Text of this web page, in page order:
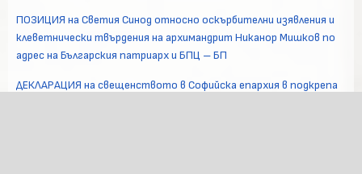
ПОЗИЦИЯ на Светия Синод относно оскърбителни изявления и
клеветнически твърдения на архимандрит Никанор Мишков по
адрес на Българския патриарх и БПЦ – БП
ДЕКЛАРАЦИЯ на свещенството в Софийска епархия в подкрепа